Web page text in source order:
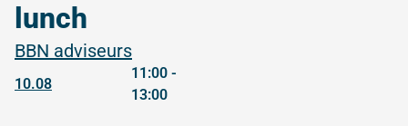
lunch
BBN adviseurs
10.08
11:00 -
13:00